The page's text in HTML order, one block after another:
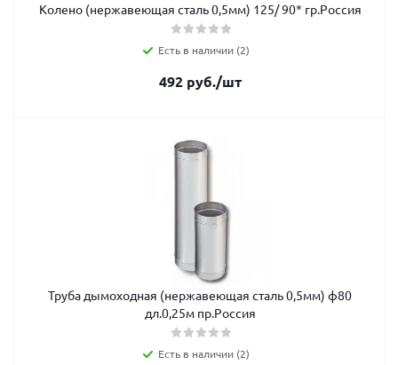
Колено (нержавеющая сталь 0,5мм) 125/ 90* гр.Россия
Есть в наличии (2)
492руб./шт
Труба дымоходная (нержавеющая сталь 0,5мм) ф80
дл.0,25м пр.Россия
Есть в наличии (2)